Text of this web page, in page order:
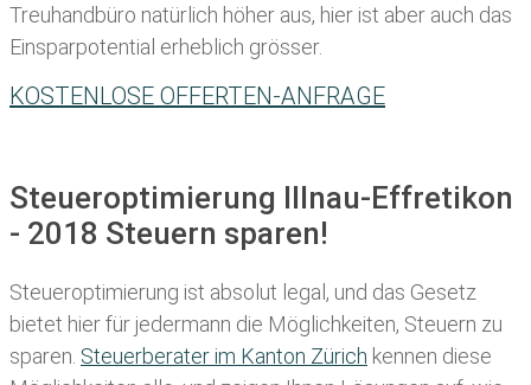
Treuhandbüro natürlich höher aus, hier ist aber auch das
Einsparpotential erheblich grösser.
KOSTENLOSE OFFERTEN-ANFRAGE
Steueroptimierung Illnau-Effretikon
- 2018 Steuern sparen!
Steueroptimierung ist absolut legal, und das Gesetz
bietet hier für jedermann die Möglichkeiten, Steuern zu
sparen. Steuerberater im K anton Zürich kennen diese